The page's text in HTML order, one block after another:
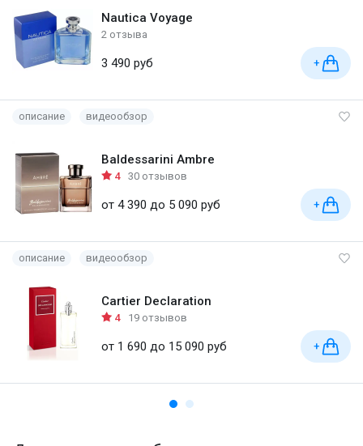
Nautica Voyage
2 отзыва
3 490 руб +
описание видеообзор
Baldessarini Ambre
4 30 отзывов
от 4 390 до 5 090 руб +
описание видеообзор
Cartier Declaration
4 19 отзывов
от 1 690 до 15 090 руб +